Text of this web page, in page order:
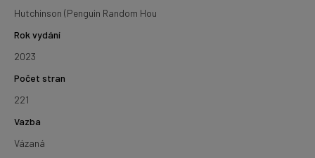
Hutchinson (Penguin Random Hou
Rok vydání
2023
Počet stran
221
Vazba
Vázaná